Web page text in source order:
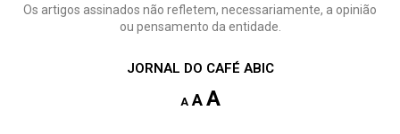
Os artigos assinados não refletem, necessariamente, a opinião
ou pensamento da entidade.
JORNAL DO CAFÉ ABIC
A A A